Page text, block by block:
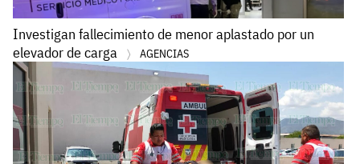
Investigan fallecimiento de menor aplastado por un
elevador de carga
AGENCIAS